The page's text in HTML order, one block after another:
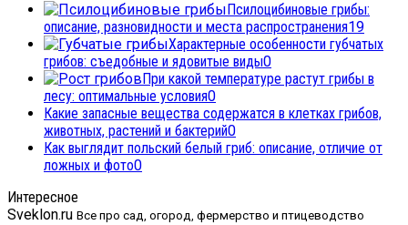
Псилоцибиновые грибы:
описание, разновидности и места распространения19
Характерные особенности губчатых
грибов: съедобные и ядовитые виды0
При какой температуре растут грибы в
лесу: оптимальные условия0
Какие запасные вещества содержатся в клетках грибов,
животных, растений и бактерий0
Как выглядит польский белый гриб: описание, отличие от
ложных и фото0
Интересное
Sveklon.ru Все про сад, огород, фермерство и птицеводство